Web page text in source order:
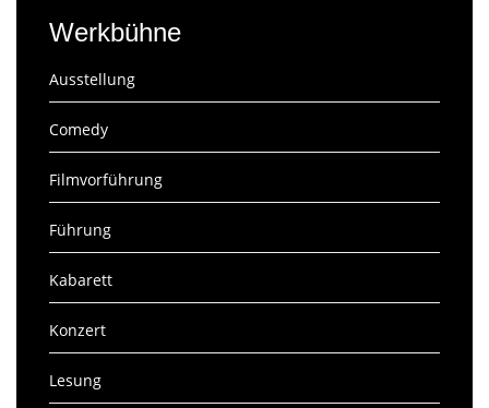
Werkbühne
Ausstellung
Comedy
Filmvorführung
Führung
Kabarett
Konzert
Lesung